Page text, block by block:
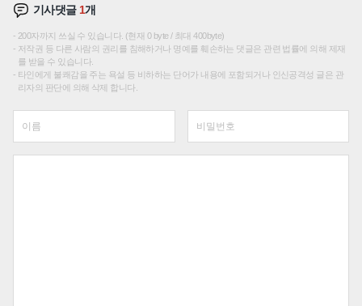
기사댓글1개
200자까지 쓰실 수 있습니다. (현재 0 byte / 최대 400byte)
저작권 등 다른 사람의 권리를 침해하거나 명예를 훼손하는 댓글은 관련 법률에 의해 제재
를 받을 수 있습니다.
타인에게 불쾌감을 주는 욕설 등 비하하는 단어가 내용에 포함되거나 인신공격성 글은 관
리자의 판단에 의해 삭제 합니다.